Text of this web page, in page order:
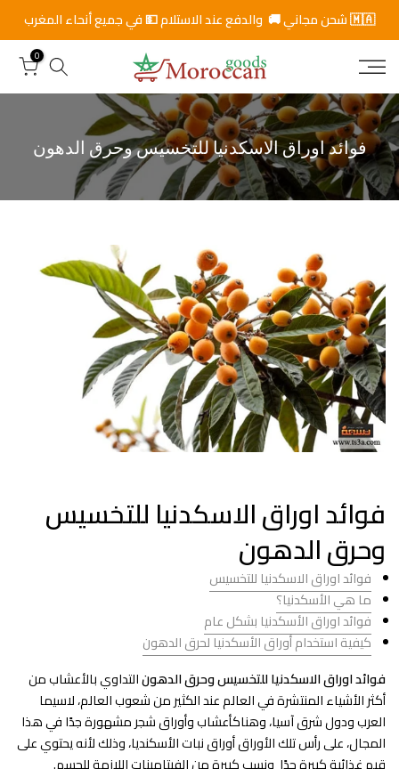
خ
ط
ا
ل
ى
ا
ل
ى
🇲🇦 شحن مجاني 🚚 والدفع عند الاستلام 💵 في جميع أنحاء المغرب
0
فوائد اوراق الاسكدنيا للتخسيس وحرق الدهون
فوائد اوراق الاسكدنيا للتخسيس
وحرق الدهون
فوائد اوراق الاسكدنيا للتخسيس
ما هي الأسكدنيا؟
فوائد اوراق الأسكدنيا بشكل عام
كيفية استخدام أوراق الأسكدنيا لحرق الدهون
فوائد اوراق الاسكدنيا للتخسيس وحرق الدهونالتداوي بالأعشاب من
أكثر الأشياء المنتشرة في العالم عند الكثير من شعوب العالم، لاسيما
العرب ودول شرق آسيا، وهناكأعشاب وأوراق شجر مشهورة جدًا في هذا
المجال، على رأس تلك الأوراق أوراق نبات الأسكنديا، وذلك لأنه يحتوي على